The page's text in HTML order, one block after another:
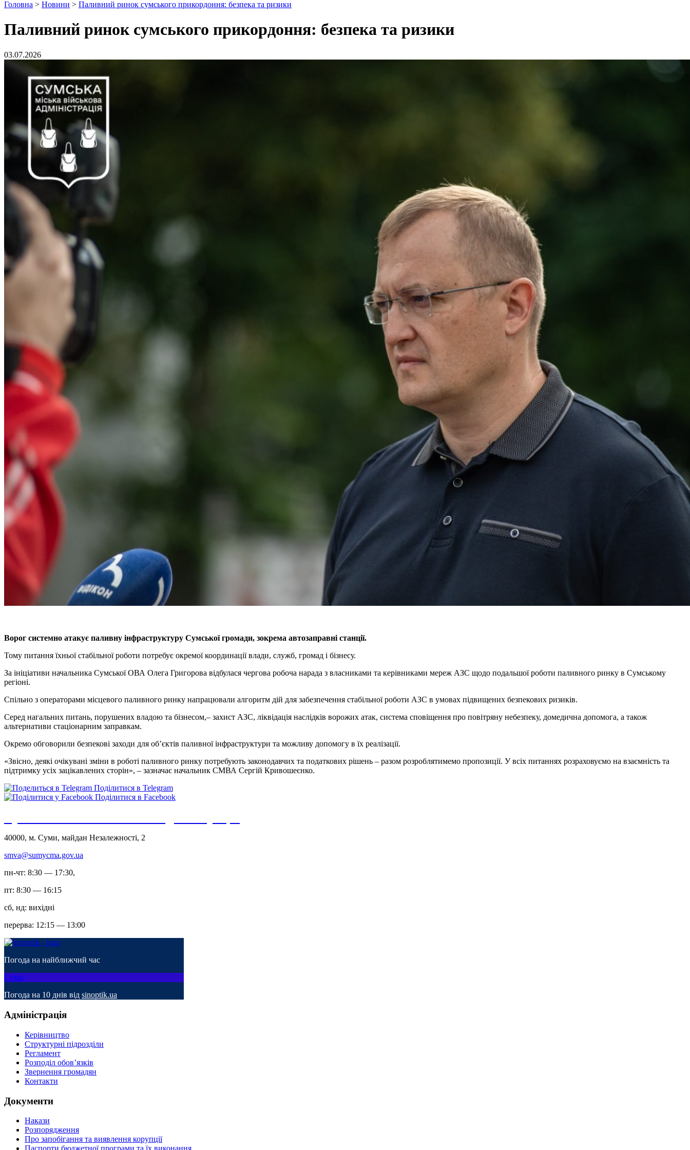
Головна > Новини > Паливний ринок сумського прикордоння: безпека та ризики
Паливний ринок сумського прикордоння: безпека та ризики
03.07.2026
Ворог системно атакує паливну інфраструктуру Сумської громади, зокрема автозаправні станції.
Тому питання їхньої стабільної роботи потребує окремої координації влади, служб, громад і бізнесу.
За ініціативи начальника Сумської ОВА Олега Григорова відбулася чергова робоча нарада з власниками та керівниками мереж АЗС щодо подальшої роботи паливного ринку в Сумському
регіоні.
Спільно з операторами місцевого паливного ринку напрацювали алгоритм дій для забезпечення стабільної роботи АЗС в умовах підвищених безпекових ризиків.
Серед нагальних питань, порушених владою та бізнесом,– захист АЗС, ліквідація наслідків ворожих атак, система сповіщення про повітряну небезпеку, домедична допомога, а також
альтернативи стаціонарним заправкам.
Окремо обговорили безпекові заходи для об’єктів паливної інфраструктури та можливу допомогу в їх реалізації.
«Звісно, деякі очікувані зміни в роботі паливного ринку потребують законодавчих та податкових рішень – разом розроблятимемо пропозиції. У всіх питаннях розраховуємо на взаємність та
підтримку усіх зацікавлених сторін», – зазначає начальник СМВА Сергій Кривошеєнко.
Поділитися в Telegram
Поділитися в Facebook
40000, м. Суми, майдан Незалежності, 2
smva@sumycma.gov.ua
пн-чт: 8:30 — 17:30,
пт: 8:30 — 16:15
сб, нд: вихідні
перерва: 12:15 — 13:00
Погода на найближчий час
Суми
Погода на 10 днів від sinoptik.ua
Адміністрація
Керівництво
Структурні підрозділи
Регламент
Розподіл обов’язків
Звернення громадян
Контакти
Документи
Накази
Розпорядження
Про запобігання та виявлення корупції